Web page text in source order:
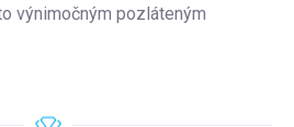
výnimočným pozláteným